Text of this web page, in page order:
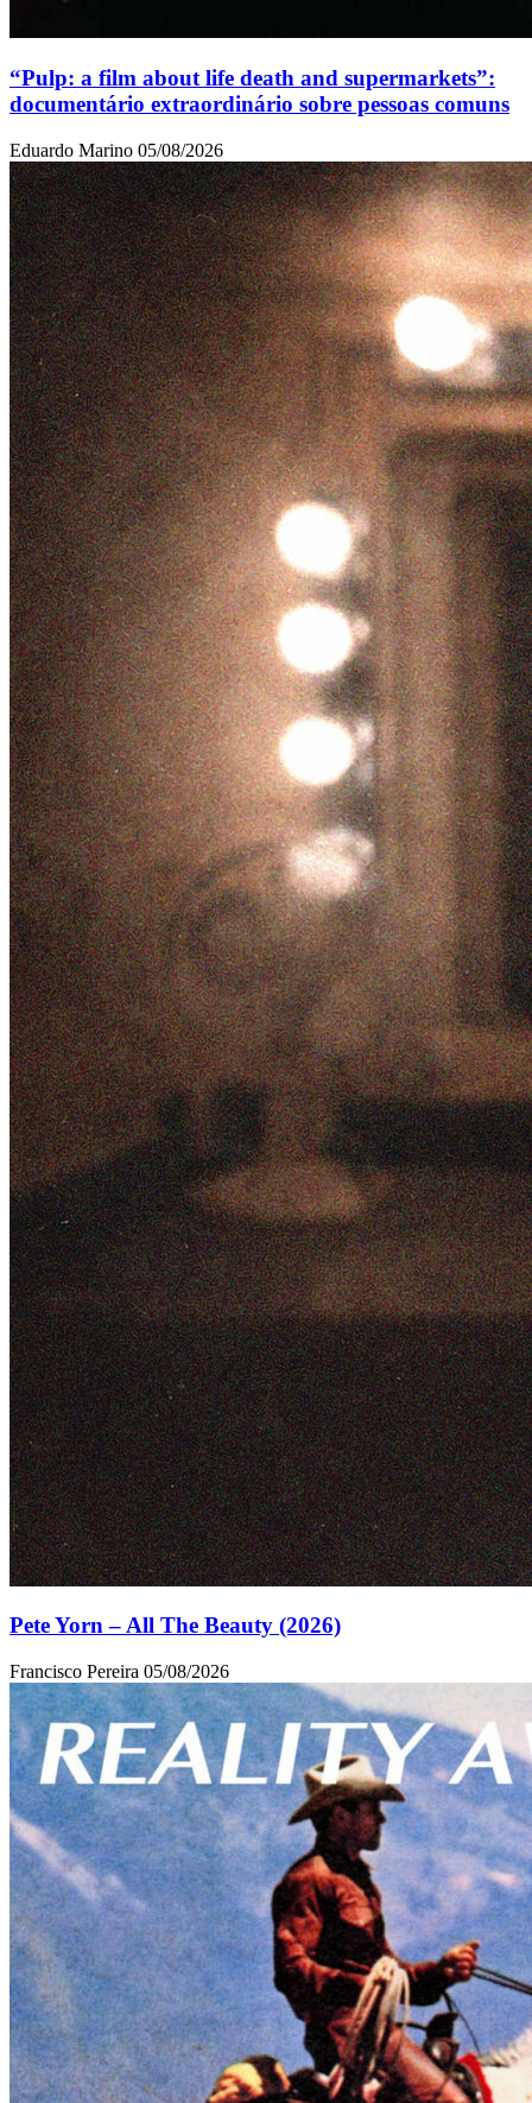
“Pulp: a film about life death and supermarkets”:
documentário extraordinário sobre pessoas comuns
Eduardo Marino 05/08/2026
Pete Yorn – All The Beauty (2026)
Francisco Pereira 05/08/2026